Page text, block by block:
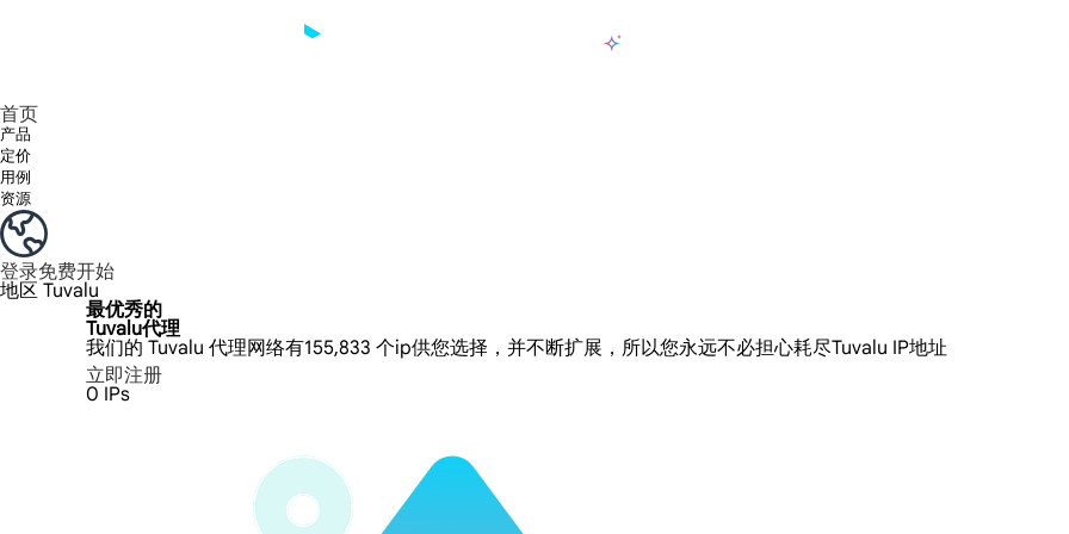
首页
产品
定价
用例
资源
登录免费开始
地区 Tuvalu
最优秀的
Tuvalu代理
我们的 Tuvalu 代理网络有155,833 个ip供您选择，并不断扩展，所以您永远不必担心耗尽Tuvalu IP地址
立即注册
0 IPs